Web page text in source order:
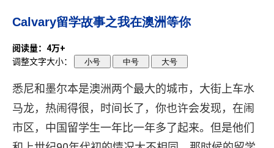
Calvary留学故事之我在澳洲等你
阅读量：4万+
调整文字大小：
小号 中号 大号
悉尼和墨尔本是澳洲两个最大的城市，大街上车水
马龙，热闹得很，时间长了，你也许会发现，在闹
市区，中国留学生一年比一年多了起来。但是他们